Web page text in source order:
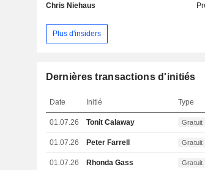
Chris Niehaus
Plus d'insiders
Dernières transactions d'initiés
Date Initié Type
01.07.26 Tonit Calaway Gratuit
01.07.26 Peter Farrell Gratuit
01.07.26 Rhonda Gass Gratuit